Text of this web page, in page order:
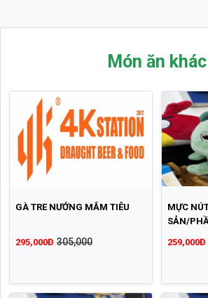
Món ăn khác
GÀ TRE NƯỚNG MẮM TIÊU
295,000Đ 305,000
MỰC
SẢN/
259,000Đ